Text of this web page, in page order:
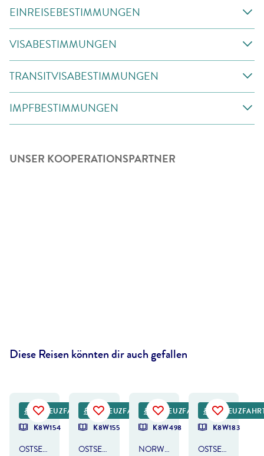
EINREISEBESTIMMUNGEN
VISABESTIMMUNGEN
TRANSITVISABESTIMMUNGEN
IMPFBESTIMMUNGEN
UNSER KOOPERATIONSPARTNER
Diese Reisen könnten dir auch gefallen
KREUZFAHRT
K8W154
OSTSEE - NORWEGEN - OSLO
KREUZFAHRT
K8W155
OSTSEE - NORWEGEN - OSLO
KREUZFAHRT
K8W498
NORWEGEN ODER BALTIKUM
K8W183
OSTSEE - BALTIKUM & FINNLAND